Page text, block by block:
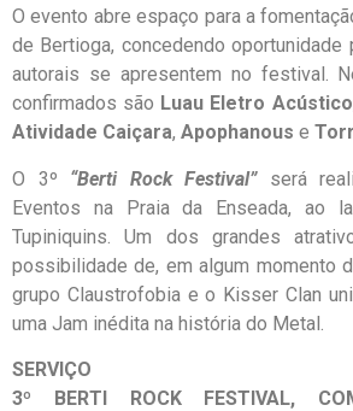
O evento abre espaço para a
de Bertioga, concedendo oportunidade
autorais se apresentem no festival.
confirmados são Luau Eletro Acústico
Atividade Caiçara, Apophanous e
O 3º “Berti Rock Festival”será
Eventos na Praia da Enseada, ao
Tupiniquins. Um dos grandes
possibilidade de, em algum momento
grupo Claustrofobia e o Kisser Clan
uma Jam inédita na história do Metal.
SERVIÇO
3º BERTI ROCK FESTIVAL,